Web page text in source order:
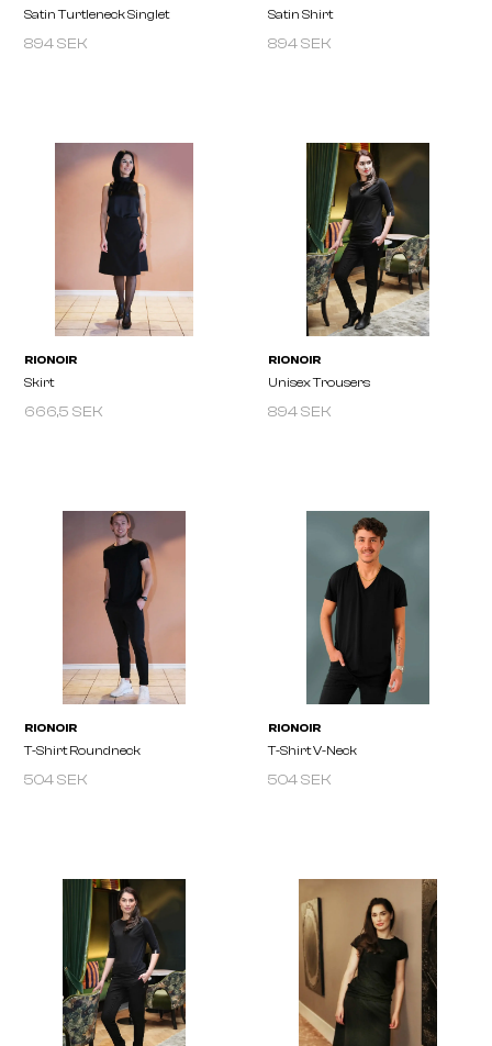
Satin Turtleneck Singlet
894 SEK
RIONOIR
Satin Shirt
894 SEK
RIONOIR
Skirt
666,5 SEK
RIONOIR
Unisex Trousers
894 SEK
504 SEK 504 SEK